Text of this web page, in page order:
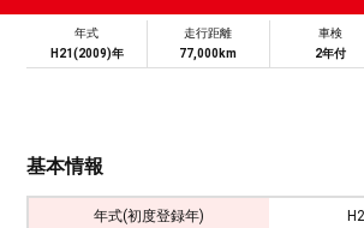
年式
H21(2009)年
走行距離
77,000km
車検
2年付
基本情報
年式(初度登録年)